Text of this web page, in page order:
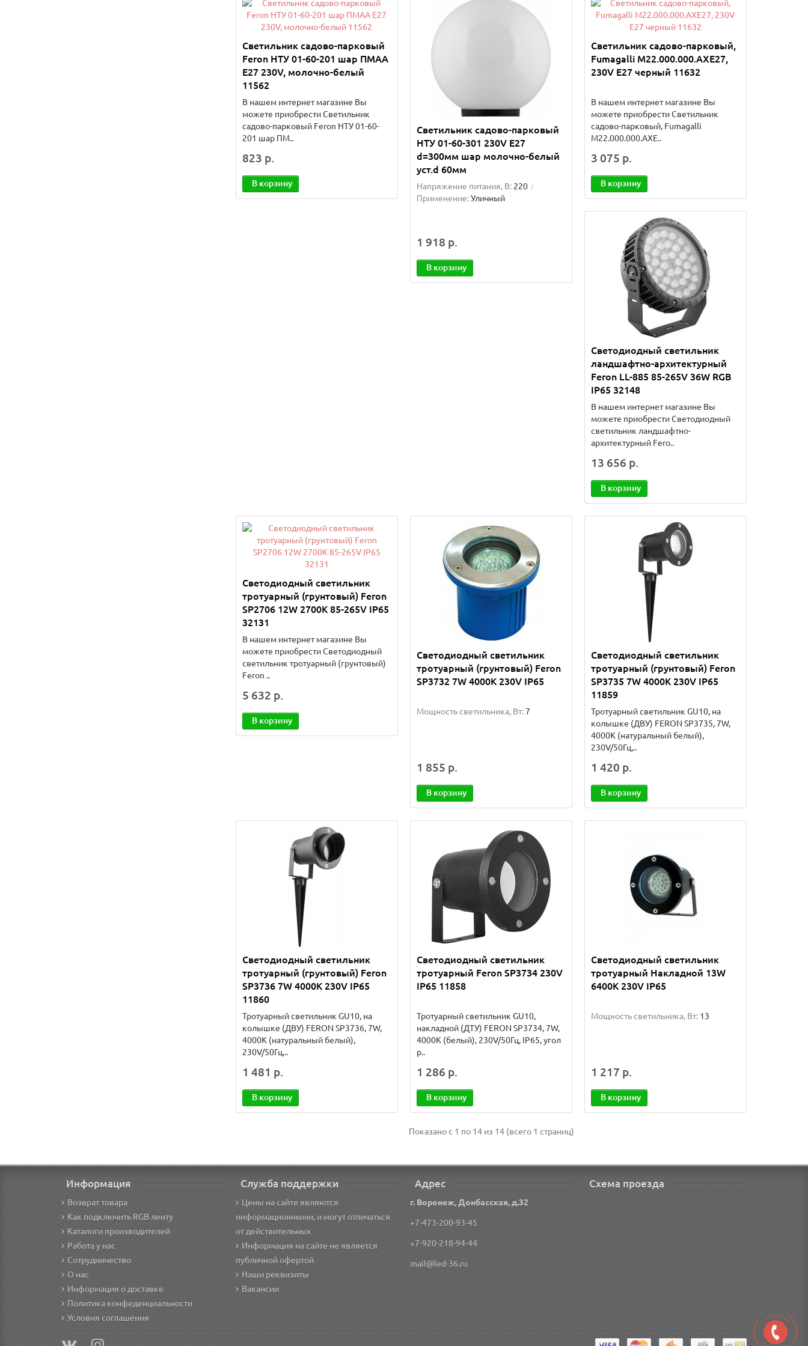
Светильник садово-парковый
Feron НТУ 01-60-201 шар ПМАА
E27 230V, молочно-белый
11562
В нашем интернет магазине Вы
можете приобрести Светильник
садово-парковый Feron НТУ 01-60-
201 шар ПМ..
823 р.
В корзину
Светильник садово-парковый
НТУ 01-60-301 230V E27
d=300мм шар молочно-белый
уст.d 60мм
Напряжение питания, В: 220
Применение:Уличный
1 918 р.
В корзину
Светильник садово-парковый,
Fumagalli M22.000.000.AXE27,
230V E27 черный 11632
В нашем интернет магазине Вы
можете приобрести Светильник
садово-парковый, Fumagalli
M22.000.000.AXE..
3 075 р.
В корзину
Светодиодный светильник
ландшафтно-архитектурный
Feron LL-885 85-265V 36W RGB
IP65 32148
В нашем интернет магазине Вы
можете приобрести Светодиодный
светильник ландшафтно-
архитектурный Fero..
13 656 р.
В корзину
Светодиодный светильник
тротуарный (грунтовый) Feron
SP2706 12W 2700К 85-265V IP65
32131
В нашем интернет магазине Вы
можете приобрести Светодиодный
светильник тротуарный (грунтовый)
Feron ..
5 632 р.
В корзину
Светодиодный светильник
тротуарный (грунтовый) Feron
SP3732 7W 4000K 230V IP65
Мощность светильника, Вт:7
1 855 р.
В корзину
Светодиодный светильник
тротуарный (грунтовый) Feron
SP3735 7W 4000K 230V IP65
11859
Тротуарный светильник GU10, на
колышке (ДВУ) FERON SP3735, 7W,
4000К (натуральный белый),
230V/50Гц,..
1 420 р.
В корзину
Светодиодный светильник
тротуарный (грунтовый) Feron
SP3736 7W 4000K 230V IP65
11860
Тротуарный светильник GU10, на
колышке (ДВУ) FERON SP3736, 7W,
4000К (натуральный белый),
230V/50Гц,..
1 481 р.
В корзину
Светодиодный светильник
тротуарный Feron SP3734 230V
IP65 11858
Тротуарный светильник GU10,
накладной (ДТУ) FERON SP3734, 7W,
4000К (белый), 230V/50Гц, IP65, угол
р..
1 286 р.
В корзину
Светодиодный светильник
тротуарный Накладной 13W
6400K 230V IP65
Мощность светильника, Вт: 13
1 217 р.
В корзину
Показано с 1 по 14 из 14 (всего 1 страниц)
Информация
Возврат товара
Как подключить RGB ленту
Каталоги производителей
Работа у нас
Сотрудничество
О нас
Информация о доставке
Политика конфеденциальности
Условия соглашения
Служба поддержки
Цены на сайте являются
информационными, и могут отличаться
от действительных
Информация на сайте не является
публичной офертой
Наши реквизиты
Вакансии
Адрес
г. Воронеж, Донбасская, д.32
+7-473-200-93-45
+7-920-218-94-44
mail@led-36.ru
Схема проезда